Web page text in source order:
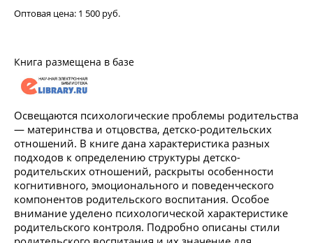
Оптовая цена: 1 500 руб.
Книга размещена в базе
Освещаются психологические проблемы родительства
— материнства и отцовства, детско-родительских
отношений. В книге дана характеристика разных
подходов к определению структуры детско-
родительских отношений, раскрыты особенности
когнитивного, эмоционального и поведенческого
компонентов родительского воспитания. Особое
внимание уделено психологической характеристике
родительского контроля. Подробно описаны стили